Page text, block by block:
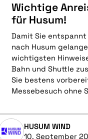
Wichtige
für Husum!
Damit Sie
nach Husum
wichtigsten
Bahn und Shuttle
Sie bestens
Messebesuch ohne
HUSUM WIND
10. September